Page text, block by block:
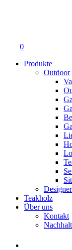
0
Produkte
Outdoor
Teakholz
Über uns
Kontakt